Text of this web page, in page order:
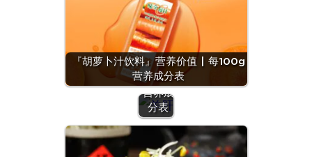
『胡萝卜汁饮料』营养价值 | 每100g
营养成分表
『羊
肝』营
养价值
| 每
100g
营养成
分表